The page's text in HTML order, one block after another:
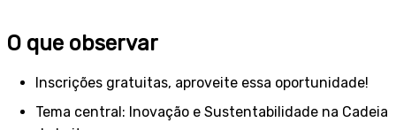
O que observar
Inscrições gratuitas, aproveite essa oportunidade!
Tema central: Inovação e Sustentabilidade na Cadeia